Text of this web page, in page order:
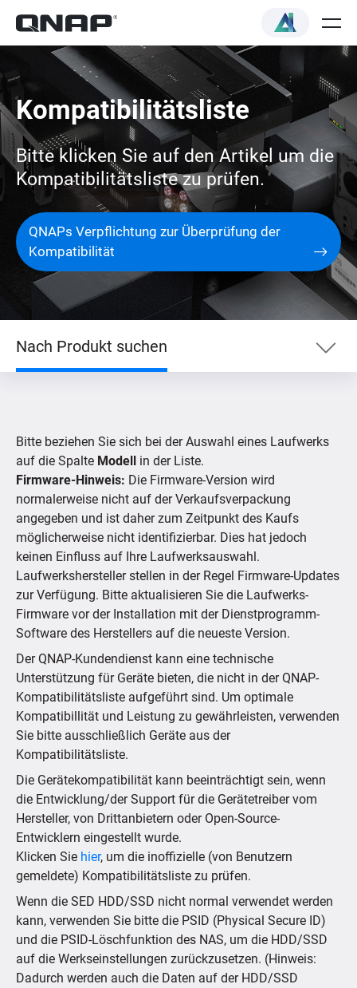
Kompatibilitätsliste
Bitte klicken Sie auf den Artikel um die
Kompatibilitätsliste zu prüfen.
QNAPs Verpflichtung zur Überprüfung der
Kompatibilität
Nach Produkt suchen
Nach Gerät suchen
Unterstützte IP-Kameras
Bitte beziehen Sie sich bei der Auswahl eines Laufwerks
auf die Spalte Modell in der Liste.
Firmware-Hinweis: Die Firmware-Version wird
normalerweise nicht auf der Verkaufsverpackung
angegeben und ist daher zum Zeitpunkt des Kaufs
möglicherweise nicht identifizierbar. Dies hat jedoch
keinen Einfluss auf Ihre Laufwerksauswahl.
Laufwerkshersteller stellen in der Regel Firmware-Updates
zur Verfügung. Bitte aktualisieren Sie die Laufwerks-
Firmware vor der Installation mit der Dienstprogramm-
Software des Herstellers auf die neueste Version.
Der QNAP-Kundendienst kann eine technische
Unterstützung für Geräte bieten, die nicht in der QNAP-
Kompatibilitätsliste aufgeführt sind. Um optimale
Kompatibillität und Leistung zu gewährleisten, verwenden
Sie bitte ausschließlich Geräte aus der
Kompatibilitätsliste.
Die Gerätekompatibilität kann beeinträchtigt sein, wenn
die Entwicklung/der Support für die Gerätetreiber vom
Hersteller, von Drittanbietern oder Open-Source-
Entwicklern eingestellt wurde.
Klicken Sie hier, um die inoffizielle (von Benutzern
gemeldete) Kompatibilitätsliste zu prüfen.
Wenn die SED HDD/SSD nicht normal verwendet werden
kann, verwenden Sie bitte die PSID (Physical Secure ID)
und die PSID-Löschfunktion des NAS, um die HDD/SSD
auf die Werkseinstellungen zurückzusetzen. (Hinweis:
Dadurch werden auch die Daten auf der HDD/SSD